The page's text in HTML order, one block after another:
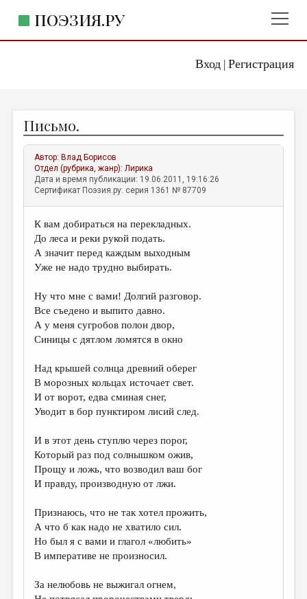
Вход| Регистрация
ПОЭЗИЯ.РУ
ЖАНРЫ
АВТОРЫ
КОММЕНТАРИИ
ЛИТСАЛОН
НОВОСТИ
ПРАВИЛА САЙТА
ИЗБРАННОЕ
ДАЙДЖЕСТ
ПЕРЕВОДЫ
КОНКУРСЫ
КНИЖНАЯ ПОЛКА
ОБЗОР ЛИТЕРАТУРЫ
ОБЪЯВЛЕНИЯ
КОЛОНКА РЕДАКТОРА
ОТ РЕДАКЦИИ
Письмо.
Автор: Влад Борисов
Отдел (рубрика, жанр):Лирика
Дата и время публикации: 19.06.2011, 19:16:26
Сертификат Поэзия.ру: серия 1361 № 87709
К вам добираться на перекладных.
До леса и реки рукой подать.
А значит перед каждым выходным
Уже не надо трудно выбирать.
Ну что мне с вами! Долгий разговор.
Все съедено и выпито давно.
А у меня сугробов полон двор,
Синицы с дятлом ломятся в окно
Над крышей солнца древний оберег
В морозных кольцах источает свет.
И от ворот, едва сминая снег,
Уводит в бор пунктиром лисий след.
И в этот день ступлю через порог,
Который раз под солнышком ожив,
Прощу и ложь, что возводил ваш бог
И правду, производную от лжи.
Признаюсь, что не так хотел прожить,
А что б как надо не хватило сил.
Но был я с вами и глагол «любить»
В императиве не произносил.
За нелюбовь не выжигал огнем,